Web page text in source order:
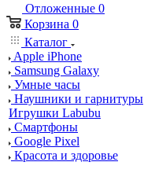
Отложенные 0
Корзина 0
Каталог
Apple iPhone
Samsung Galaxy
Умные часы
Наушники и гарнитуры
Игрушки Labubu
Смартфоны
Google Pixel
Красота и здоровье